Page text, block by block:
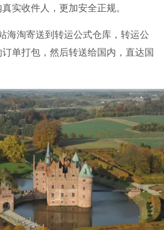
实收件人，更加安全正规。
海淘寄送到转运公式仓库，转运公
单打包，然后转送给国内，直达国